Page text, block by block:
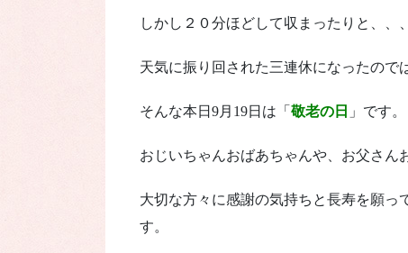
しかし２０分ほどして収まったりと、、
天気に振り回された三連休になったので
そんな本日9月19日は「敬老の日 」です。
おじいちゃんおばあちゃんや、お父さん
大切な方々に感謝の気持ちと長寿を願
す。